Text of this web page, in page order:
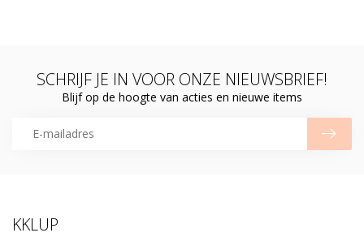
SCHRIJF JE IN VOOR ONZE NIEUWSBRIEF!
Blijf op de hoogte van acties en nieuwe items
KKLUP